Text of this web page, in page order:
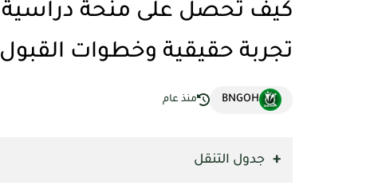
تجربة حقيقية وخطوات القبول
BNGOH منذ عام
جدول التنقل